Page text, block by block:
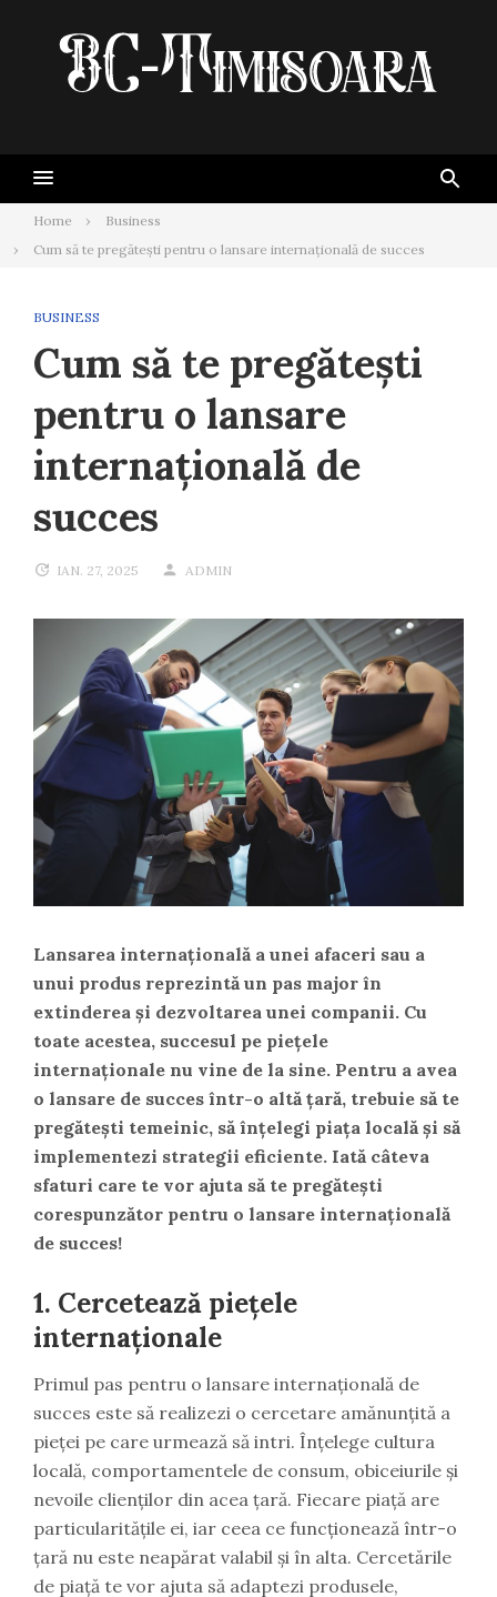
Home
Business
Cum să te pregătești pentru o lansare internațională de succes
BUSINESS
Cum să te pregătești
pentru o lansare
internațională de
succes
IAN. 27, 2025 ADMIN
Lansarea internațională a unei afaceri sau a
unui produs reprezintă un pas major în
extinderea și dezvoltarea unei companii. Cu
toate acestea, succesul pe piețele
internaționale nu vine de la sine. Pentru a avea
o lansare de succes într-o altă țară, trebuie să te
pregătești temeinic, să înțelegi piața locală și să
implementezi strategii eficiente. Iată câteva
sfaturi care te vor ajuta să te pregătești
corespunzător pentru o lansare internațională
de succes!
1. Cercetează piețele
internaționale
Primul pas pentru o lansare internațională de
succes este să realizezi o cercetare amănunțită a
pieței pe care urmează să intri. Înțelege cultura
locală, comportamentele de consum, obiceiurile și
nevoile clienților din acea țară. Fiecare piață are
particularitățile ei, iar ceea ce funcționează într-o
țară nu este neapărat valabil și în alta. Cercetările
de piață te vor ajuta să adaptezi produsele,